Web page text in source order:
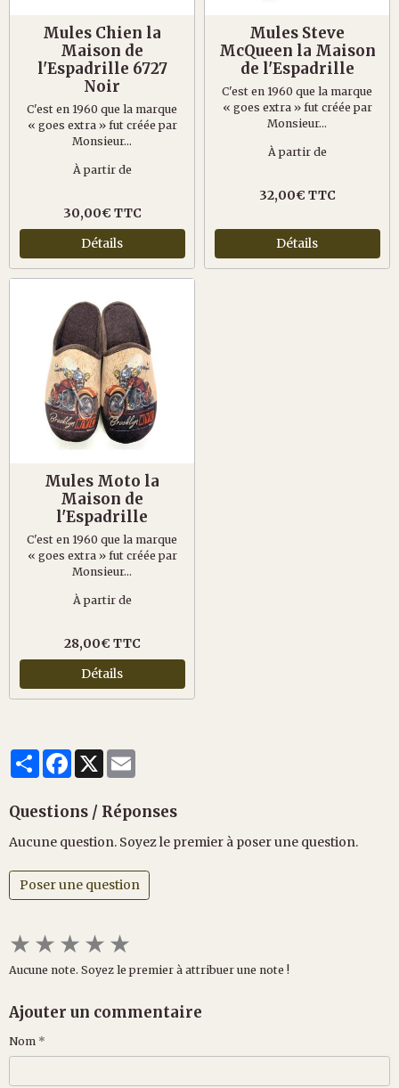
Mules Chien la
Maison de
l'Espadrille 6727
Noir
C'est en 1960 que la marque
« goes extra » fut créée par
Monsieur...
À partir de
30,00€ TTC
Détails
Mules Steve
McQueen la Maison
de l'Espadrille
C'est en 1960 que la marque
« goes extra » fut créée par
Monsieur...
À partir de
32,00€ TTC
Détails
Mules Moto la
Maison de
l'Espadrille
C'est en 1960 que la marque
« goes extra » fut créée par
Monsieur...
À partir de
28,00€ TTC
Détails
PartagerFacebook
X
Questions / Réponses
Aucune question. Soyez le premier à poser une question.
Poser une question
★★★★★
Aucune note. Soyez le premier à attribuer une note !
Ajouter un commentaire
Nom